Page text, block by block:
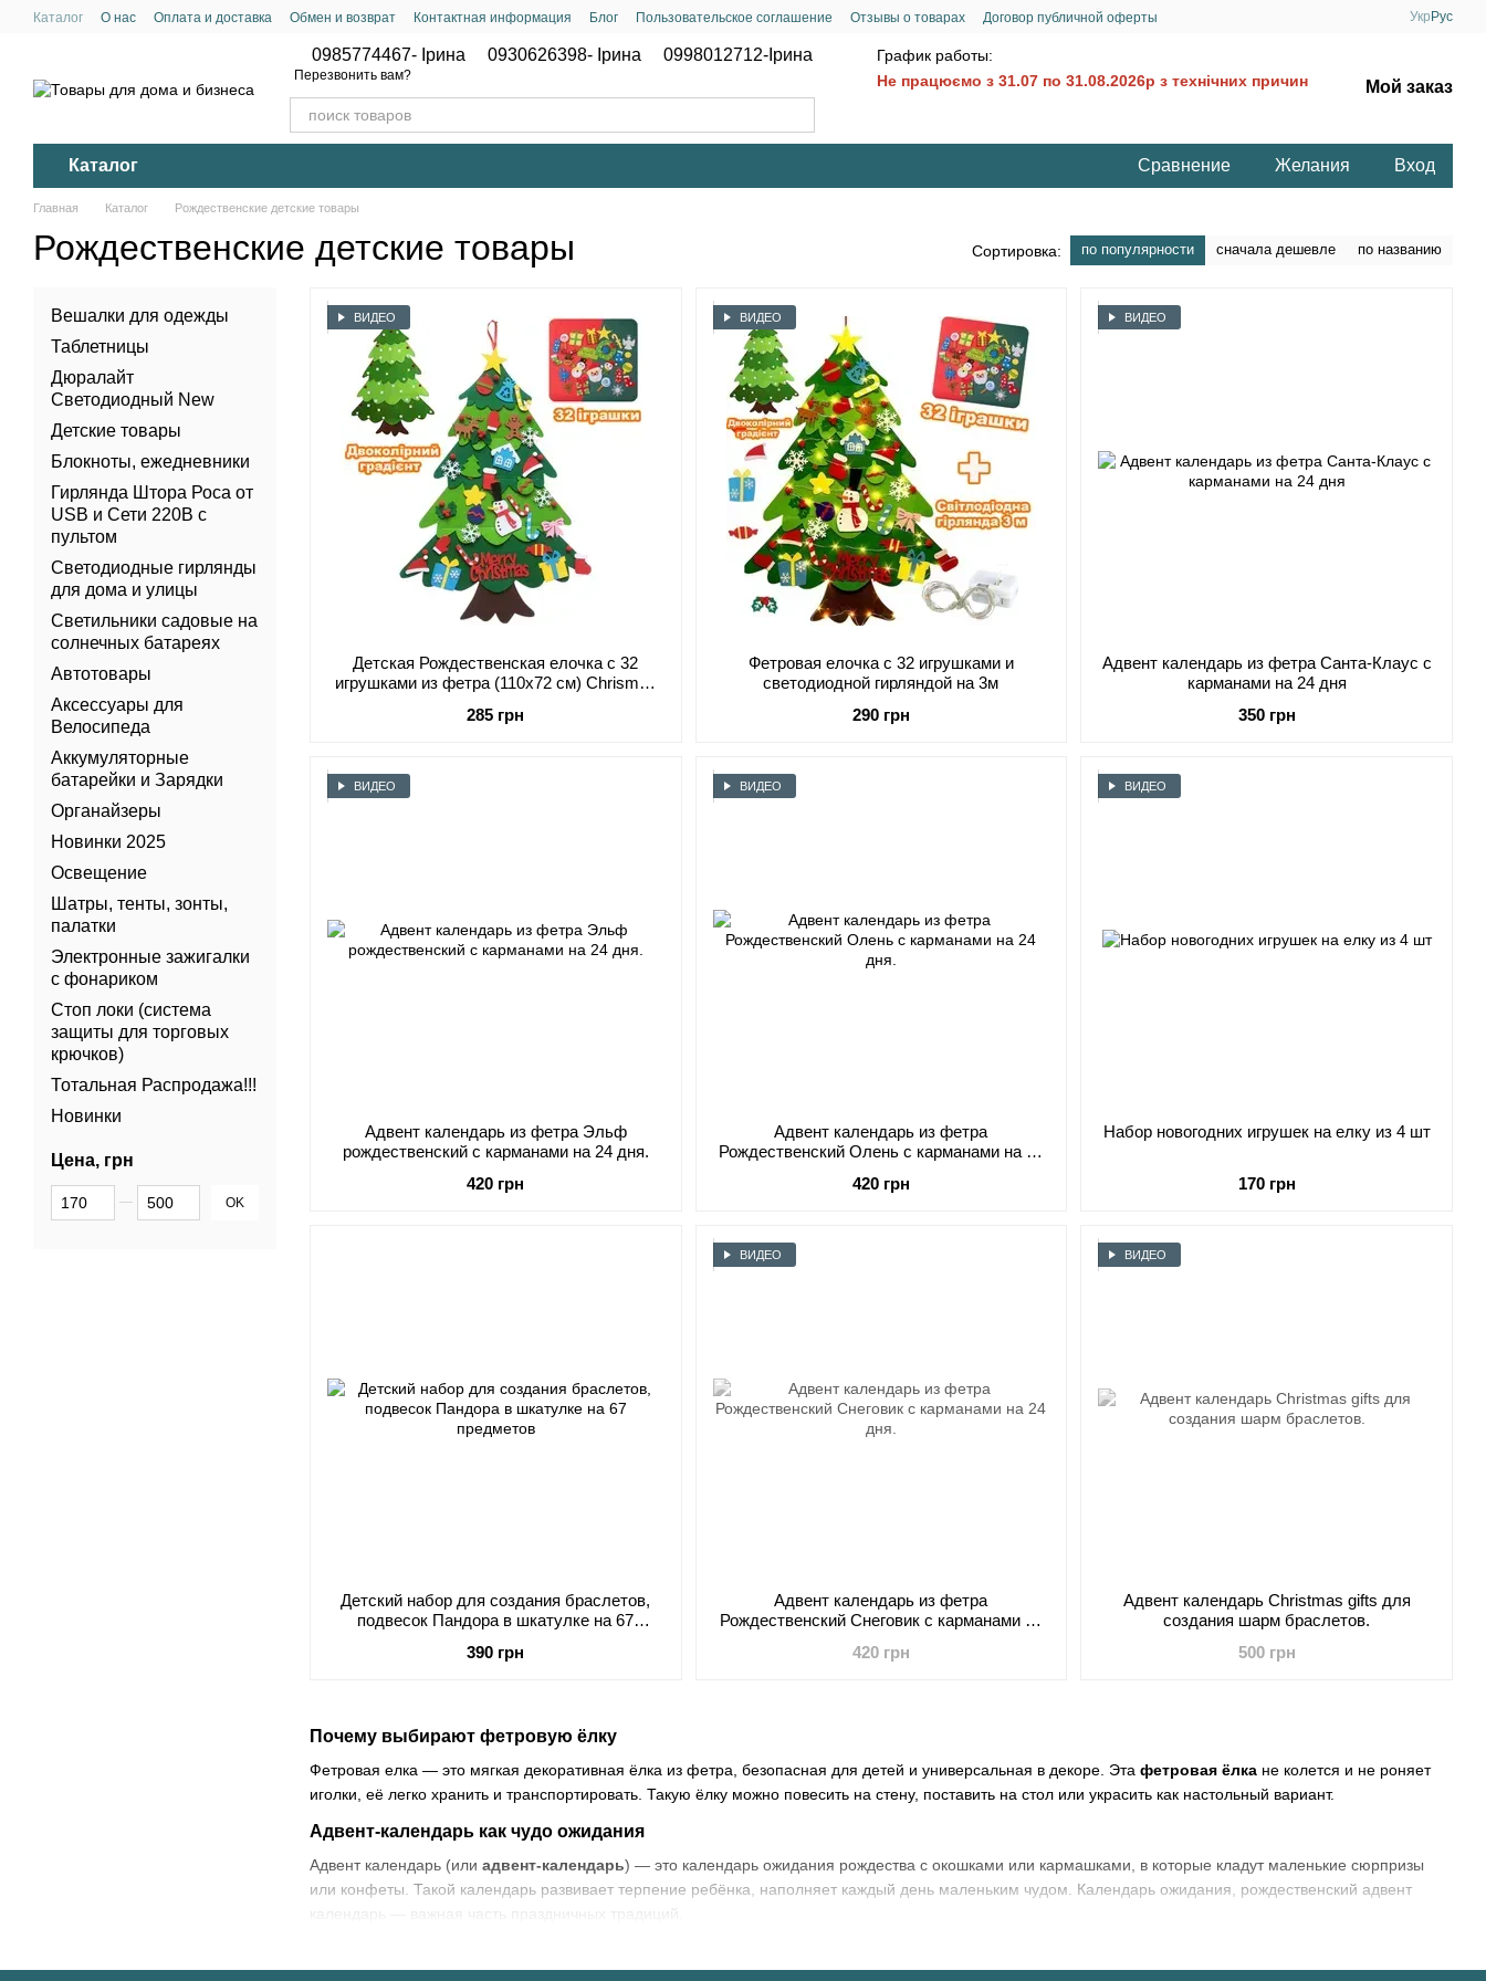
Перейти к основному контенту
Каталог О нас Оплата и доставка Обмен и возврат Контактная информация Блог Пользовательское соглашение Отзывы о товарах
Договор публичной оферты
Укр Рус
0985774467- Ірина 0930626398- Ірина 0998012712-Ірина
Перезвонить вам?
График работы:
Не працюємо з 31.07 по 31.08.2026р з технічних причин
Мой заказ
Каталог Сравнение Желания Вход
Главная Каталог Рождественские детские товары
Рождественские детские товары Сортировка: по популярности сначала дешевле по названию
Почему выбирают фетровую ёлку
Фетровая елка — это мягкая декоративная ёлка из фетра, безопасная для детей и универсальная в декоре. Эта фетровая ёлка не колется и не роняет
иголки, её легко хранить и транспортировать. Такую ёлку можно повесить на стену, поставить на стол или украсить как настольный вариант.
Адвент‑календарь как чудо ожидания
Адвент календарь (или адвент‑календарь) — это календарь ожидания рождества с окошками или кармашками, в которые кладут маленькие сюрпризы
или конфеты. Такой календарь развивает терпение ребёнка, наполняет каждый день маленьким чудом. Календарь ожидания, рождественский адвент
ВИДЕО
Детская Рождественская елочка с 32
игрушками из фетра (110х72 см) Chrismas
285 грн
ВИДЕО
Фетровая елочка с 32 игрушками и
светодиодной гирляндой на 3м
290 грн
ВИДЕО
Адвент календарь из фетра Санта-Клаус с
карманами на 24 дня
350 грн
ВИДЕО
Адвент календарь из фетра Эльф
рождественский с карманами на 24 дня.
420 грн
ВИДЕО
Адвент календарь из фетра
Рождественский Олень с карманами на 24
420 грн
ВИДЕО
Набор новогодних игрушек на елку из 4 шт
170 грн
Детский набор для создания браслетов,
подвесок Пандора в шкатулке на 67
390 грн
ВИДЕО
Адвент календарь из фетра
Рождественский Снеговик с карманами на
420 грн
ВИДЕО
Адвент календарь Christmas gifts для
создания шарм браслетов.
500 грн
Вешалки для одежды
Таблетницы
Дюралайт
Светодиодный New
Детские товары
Блокноты, ежедневники
Гирлянда Штора Роса от
USB и Сети 220В с
пультом
Светодиодные гирлянды
для дома и улицы
Светильники садовые на
солнечных батареях
Автотовары
Аксессуары для
Велосипеда
Аккумуляторные
батарейки и Зарядки
Органайзеры
Новинки 2025
Освещение
Шатры, тенты, зонты,
палатки
Электронные зажигалки
с фонариком
Стоп локи (система
защиты для торговых
крючков)
Тотальная Распродажа!!!
Новинки
Цена, грн
От Цена, грн
До Цена, грн OK